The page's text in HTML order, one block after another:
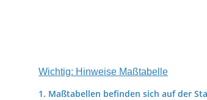
Wichtig: Hinweise Maßtabelle
1. Maßtabellen befinden sich auf der